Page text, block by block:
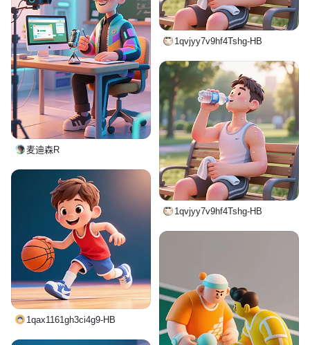
麦迪森R
1qvjyy7v9hf4Tshg-HB
1qvjyy7v9hf4Tshg-HB
1qax1161gh3ci4g9-HB